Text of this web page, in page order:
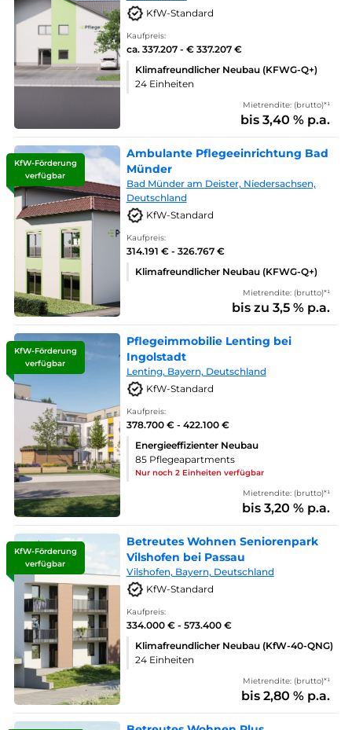
KfW-Standard
Kaufpreis:
ca. 337.207 - € 337.207 €
Klimafreundlicher Neubau (KFWG-Q+)
24 Einheiten
Mietrendite: (brutto)*¹
bis 3,40 % p.a.
KfW-Förderung
verfügbar
Ambulante Pflegeeinrichtung Bad
Münder
Bad Münder am Deister, Niedersachsen,
Deutschland
KfW-Standard
Kaufpreis:
314.191 € - 326.767 €
Klimafreundlicher Neubau (KFWG-Q+)
Mietrendite: (brutto)*¹
bis zu 3,5 % p.a.
KfW-Förderung
verfügbar
Pflegeimmobilie Lenting bei
Ingolstadt
Lenting, Bayern, Deutschland
KfW-Standard
Kaufpreis:
378.700 € - 422.100 €
Energieeffizienter Neubau
85 Pflegeapartments
Nur noch 2 Einheiten verfügbar
Mietrendite: (brutto)*¹
bis 3,20 % p.a.
KfW-Förderung
verfügbar
Betreutes Wohnen Seniorenpark
Vilshofen bei Passau
Vilshofen, Bayern, Deutschland
KfW-Standard
Kaufpreis:
334.000 € - 573.400 €
Klimafreundlicher Neubau (KfW-40-QNG)
24 Einheiten
Mietrendite: (brutto)*¹
bis 2,80 % p.a.